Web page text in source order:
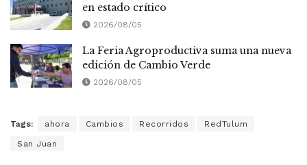
en estado crítico
2026/08/05
La Feria Agroproductiva suma una nueva
edición de Cambio Verde
2026/08/05
Tags: ahora Cambios Recorridos RedTulum
San Juan